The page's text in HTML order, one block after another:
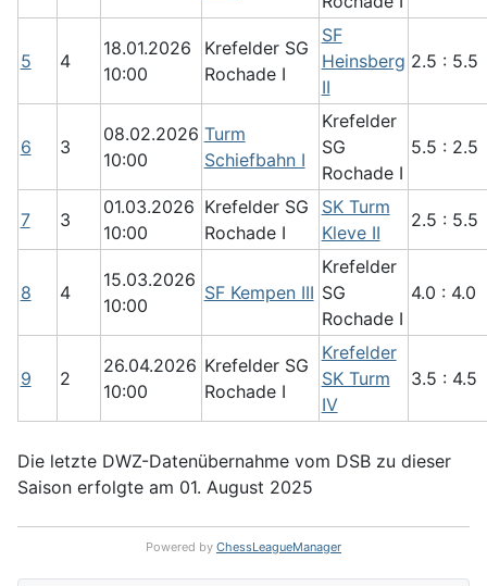
5 4
18.01.2026
10:00
Krefelder SG
Rochade I
SF
Heinsberg
II
2.5 : 5.5
6 3
08.02.2026
10:00
Turm
Schiefbahn I
Krefelder
SG
Rochade I
5.5 : 2.5
7 3
01.03.2026
10:00
Krefelder SG
Rochade I
SK Turm
Kleve II
2.5 : 5.5
8 4
15.03.2026
10:00
SF Kempen III
Krefelder
SG
Rochade I
4.0 : 4.0
9 2
26.04.2026
10:00
Krefelder SG
Rochade I
Krefelder
SK Turm
IV
3.5 : 4.5
Die letzte DWZ-Datenübernahme vom DSB zu dieser
Saison erfolgte am 01. August 2025
Powered by ChessLeagueManager